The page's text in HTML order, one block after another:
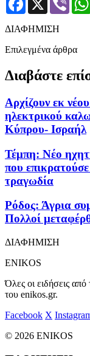
ΔΙΑΦΗΜΙΣΗ
Επιλεγμένα άρθρα
Διαβάστε
Aρχίζουν εκ
ηλεκτρικού
Κύπρου- Ισραήλ
Τέμπη: Νέο
που
τραγωδία
Ρόδος: Άγρια
Πολλοί
ΔΙΑΦΗΜΙΣΗ
ENIKOS
Όλες οι ειδήσεις
του enikos.gr.
Facebook X
© 2026 ENIKOS